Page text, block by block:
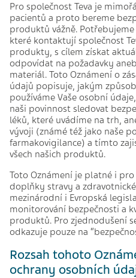
Pro společnost Teva je
pacientů a proto bereme
produktů vážně.
které kontaktují společnost
produkty, s cílem získat
odpovídat na požadavky
materiál. Toto Oznámení o
údajů popisuje, jakým
používáme Vaše osobní
naši povinnost sledovat
léků, které uvádíme na trh,
vývoji (známé též jako naše
farmakovigilance) a tímto
všech našich produktů.
Toto Oznámení je platné i
doplňky stravy a
mezinárodní i Evropská
monitorování bezpečnosti a
produktů. Pro zjednodušení
odkazuje pouze na
Rozsah tohoto
ochrany osobních